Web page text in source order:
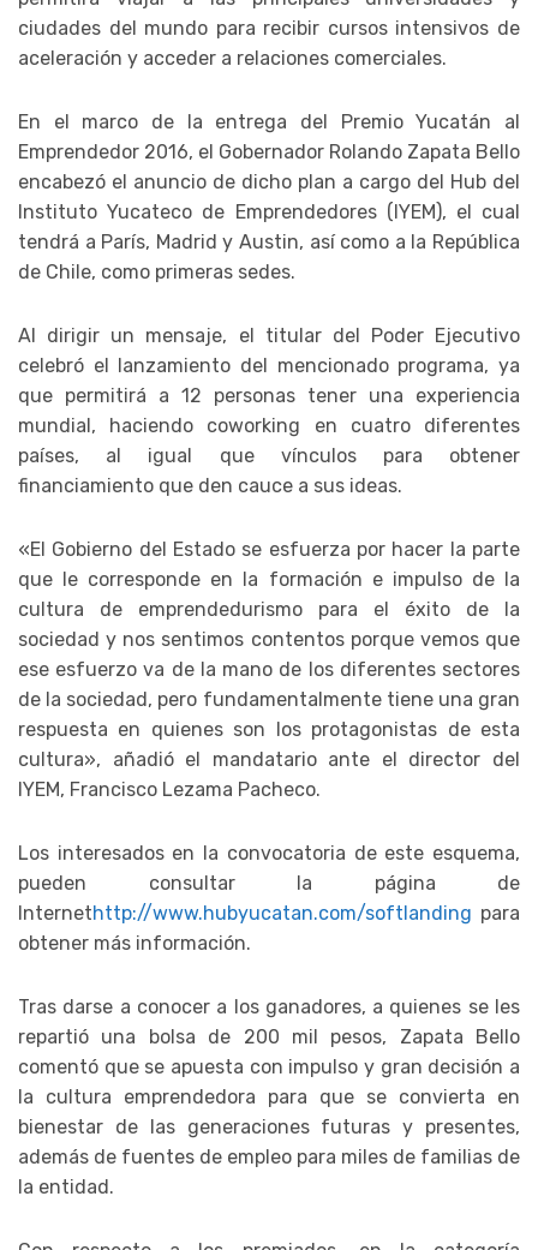
ciudades del mundo para recibir cursos intensivos de
aceleración y acceder a relaciones comerciales.
En el marco de la entrega del Premio Yucatán al
Emprendedor 2016, el Gobernador Rolando Zapata Bello
encabezó el anuncio de dicho plan a cargo del Hub del
Instituto Yucateco de Emprendedores (IYEM), el cual
tendrá a París, Madrid y Austin, así como a la República
de Chile, como primeras sedes.
Al dirigir un mensaje, el titular del Poder Ejecutivo
celebró el lanzamiento del mencionado programa, ya
que permitirá a 12 personas tener una experiencia
mundial, haciendo coworking en cuatro diferentes
países, al igual que vínculos para obtener
financiamiento que den cauce a sus ideas.
«El Gobierno del Estado se esfuerza por hacer la parte
que le corresponde en la formación e impulso de la
cultura de emprendedurismo para el éxito de la
sociedad y nos sentimos contentos porque vemos que
ese esfuerzo va de la mano de los diferentes sectores
de la sociedad, pero fundamentalmente tiene una gran
respuesta en quienes son los protagonistas de esta
cultura», añadió el mandatario ante el director del
IYEM, Francisco Lezama Pacheco.
Los interesados en la convocatoria de este esquema,
pueden consultar la página de
Internethttp://www.hubyucatan.com/softlanding para
obtener más información.
Tras darse a conocer a los ganadores, a quienes se les
repartió una bolsa de 200 mil pesos, Zapata Bello
comentó que se apuesta con impulso y gran decisión a
la cultura emprendedora para que se convierta en
bienestar de las generaciones futuras y presentes,
además de fuentes de empleo para miles de familias de
la entidad.